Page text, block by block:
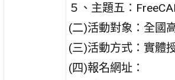
５、主題五：
(二)活動對象：全國
(三)活動方式：實體
(四)報名網址：